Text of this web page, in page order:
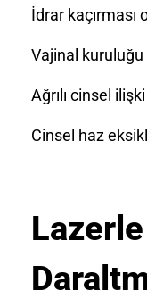
İdrar kaçırması
Vajinal
Ağrılı cinsel
Cinsel haz